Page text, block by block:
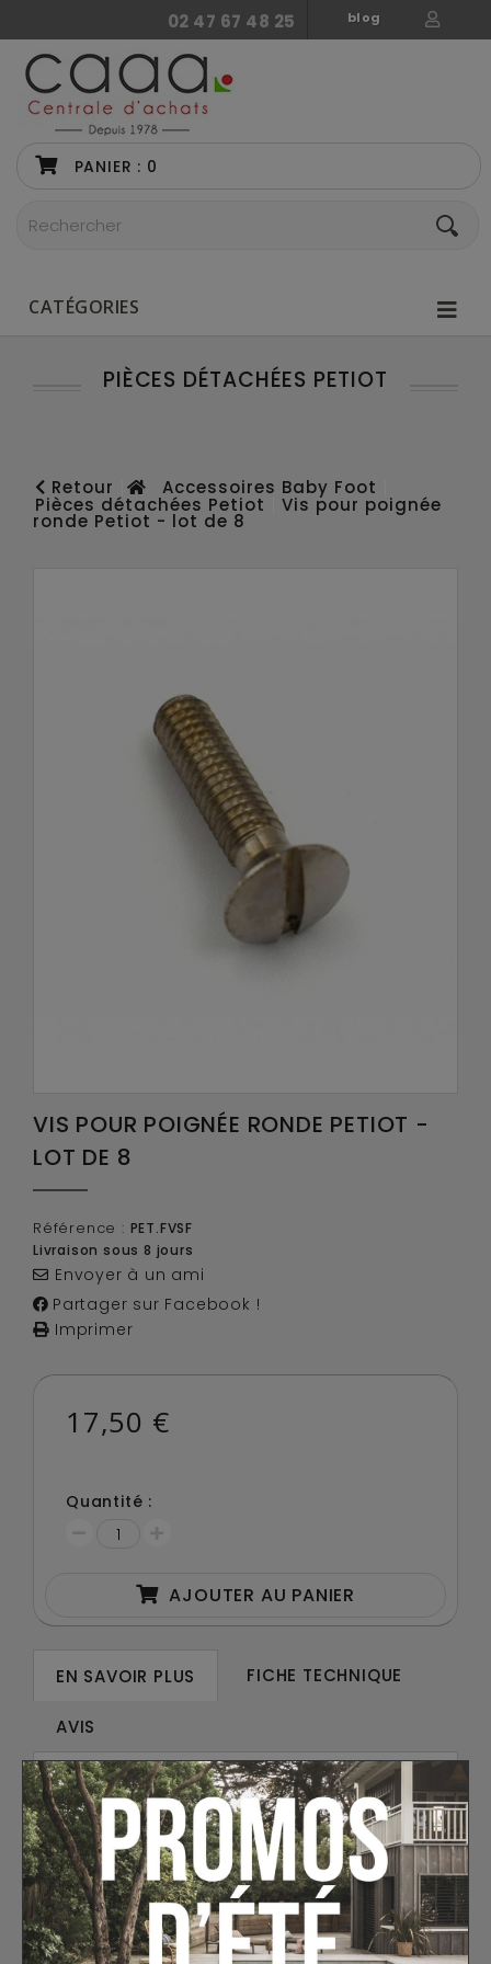
blog
02 47 67 48 25
PANIER : 0
CATÉGORIES
PIÈCES DÉTACHÉES PETIOT
Retour Accessoires Baby Foot
Pièces détachées Petiot Vis pour poignée
ronde Petiot - lot de 8
VIS POUR POIGNÉE RONDE PETIOT -
LOT DE 8
Référence : PET.FVSF
Livraison sous 8 jours
Envoyer à un ami
Partager sur Facebook !
Imprimer
17,50 €
Quantité :
AJOUTER AU PANIER
EN SAVOIR PLUS FICHE TECHNIQUE
AVIS
Cette vis permet le contre-vissage de la
poignée ronde Petiot sur la barre grâce à
son pas inversé.
30 AUTRES PRODUITS DANS LA